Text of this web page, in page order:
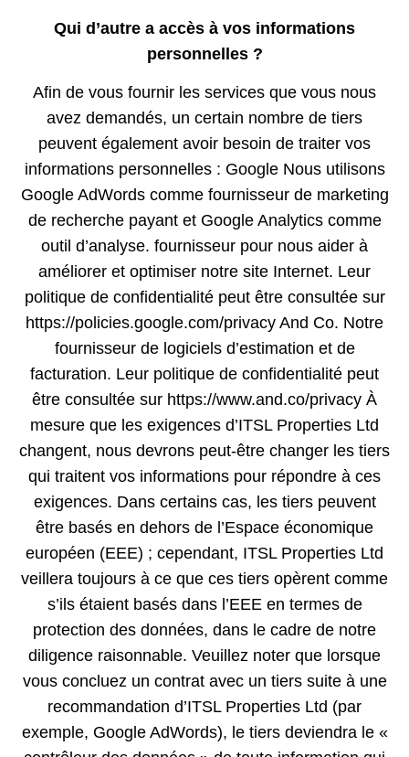
Qui d’autre a accès à vos informations
personnelles ?
Afin de vous fournir les services que vous nous
avez demandés, un certain nombre de tiers
peuvent également avoir besoin de traiter vos
informations personnelles : Google Nous utilisons
Google AdWords comme fournisseur de marketing
de recherche payant et Google Analytics comme
outil d’analyse. fournisseur pour nous aider à
améliorer et optimiser notre site Internet. Leur
politique de confidentialité peut être consultée sur
https://policies.google.com/privacy And Co. Notre
fournisseur de logiciels d’estimation et de
facturation. Leur politique de confidentialité peut
être consultée sur https://www.and.co/privacy À
mesure que les exigences d’ITSL Properties Ltd
changent, nous devrons peut-être changer les tiers
qui traitent vos informations pour répondre à ces
exigences. Dans certains cas, les tiers peuvent
être basés en dehors de l’Espace économique
européen (EEE) ; cependant, ITSL Properties Ltd
veillera toujours à ce que ces tiers opèrent comme
s’ils étaient basés dans l’EEE en termes de
protection des données, dans le cadre de notre
diligence raisonnable. Veuillez noter que lorsque
vous concluez un contrat avec un tiers suite à une
recommandation d’ITSL Properties Ltd (par
exemple, Google AdWords), le tiers deviendra le «